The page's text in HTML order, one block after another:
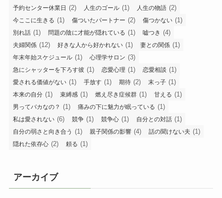
予約センター休業日 (2) 人生のゴール (1) 人生の物語 (2)
今ここに生きる (1) 傷ついたパートナー (2) 傷つかない (1)
別れ話 (1) 問題の陰に才能が隠れている (1) 嘘つき (4)
夫婦関係 (12) 好きな人から好かれない (1) 妻との関係 (1)
年末年始スケジュール (1) 心理学サロン (3)
急にシャッターを下ろす彼 (1) 恋愛心理 (1) 恋愛相談 (1)
愛される価値がない (1) 手放す (1) 期待 (2) 末っ子 (1)
本来の自分 (1) 束縛感 (1) 燃え尽き症候群 (1) 甘える (1)
男ってバカなの？ (1) 痛みの下に魅力が眠っている (1)
私は愛されない (6) 競争 (1) 競争心 (1) 自分との対話 (1)
自分の弱さと向き合う (1) 親子関係の影響 (4) 話の聞けない夫 (1)
隠れた依存心 (2) 頼る (1)
アーカイブ